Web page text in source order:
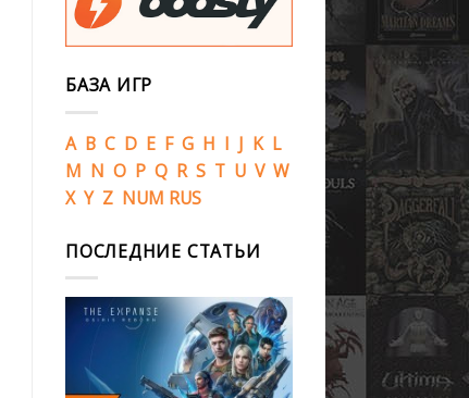
БАЗА ИГР
A B C D E F G H I J K L
M N O P Q R S T U V W
X Y Z NUM RUS
ПОСЛЕДНИЕ СТАТЬИ